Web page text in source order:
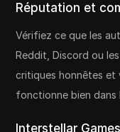
Réputation et
Vérifiez ce que les
Reddit, Discord ou
critiques honnêtes et
fonctionne bien dans
Interstellar